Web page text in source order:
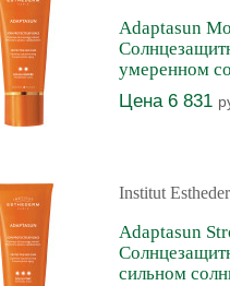
Adaptasun
умеренном
Цена 6 831
Institut
Adaptasun
сильном